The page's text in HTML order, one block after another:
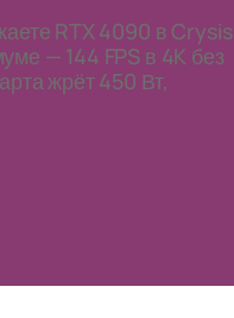
RTX 4090 в Crysis
— 144 FPS в 4K без
жрёт 450 Вт,